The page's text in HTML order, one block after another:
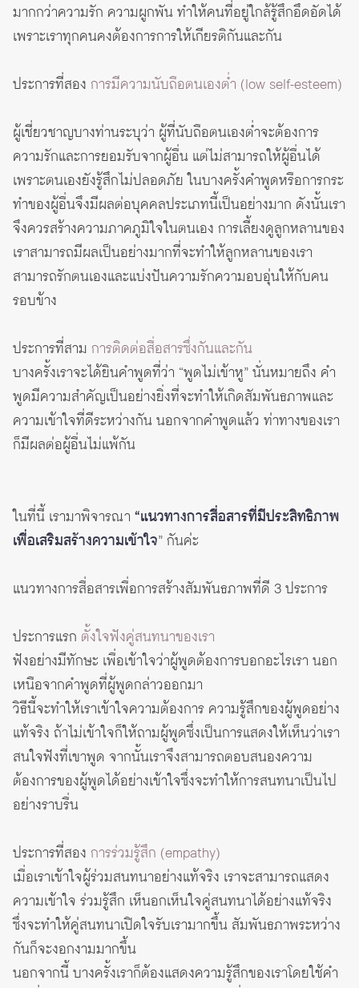
มากกว่าความรัก ความผูกพัน ทำให้คนที่อยู่ใกล้รู้สึกอึดอัดได้
เพราะเราทุกคนคงต้องการการให้เกียรติกันและกัน
ประการที่สอง การมีความนับถือตนเองต่ำ (low self-esteem)
ผู้เชี่ยวชาญบางท่านระบุว่า ผู้ที่นับถือตนเองต่ำจะต้องการ
ความรักและการยอมรับจากผู้อื่น แต่ไม่สามารถให้ผู้อื่นได้
เพราะตนเองยังรู้สึกไม่ปลอดภัย ในบางครั้งคำพูดหรือการกระ
ทำของผู้อื่นจึงมีผลต่อบุคคลประเภทนี้เป็นอย่างมาก ดังนั้นเรา
จึงควรสร้างความภาคภูมิใจในตนเอง การเลี้ยงดูลูกหลานของ
เราสามารถมีผลเป็นอย่างมากที่จะทำให้ลูกหลานของเรา
สามารถรักตนเองและแบ่งปันความรักความอบอุ่นให้กับคน
รอบข้าง
ประการที่สาม การติดต่อสื่อสารซึ่งกันและกัน
บางครั้งเราจะได้ยินคำพูดที่ว่า “พูดไม่เข้าหู” นั่นหมายถึง คำ
พูดมีความสำคัญเป็นอย่างยิ่งที่จะทำให้เกิดสัมพันธภาพและ
ความเข้าใจที่ดีระหว่างกัน นอกจากคำพูดแล้ว ท่าทางของเรา
ก็มีผลต่อผู้อื่นไม่แพ้กัน
ในที่นี้ เรามาพิจารณา “แนวทางการสื่อสารที่มีประสิทธิภาพ
เพื่อเสริมสร้างความเข้าใจ” กันค่ะ
แนวทางการสื่อสารเพื่อการสร้างสัมพันธภาพที่ดี 3 ประการ
ประการแรก ตั้งใจฟังคู่สนทนาของเรา
ฟังอย่างมีทักษะ เพื่อเข้าใจว่าผู้พูดต้องการบอกอะไรเรา นอก
เหนือจากคำพูดที่ผู้พูดกล่าวออกมา
วิธีนี้จะทำให้เราเข้าใจความต้องการ ความรู้สึกของผู้พูดอย่าง
แท้จริง ถ้าไม่เข้าใจก็ให้ถามผู้พูดซึ่งเป็นการแสดงให้เห็นว่าเรา
สนใจฟังที่เขาพูด จากนั้นเราจึงสามารถตอบสนองความ
ต้องการของผู้พูดได้อย่างเข้าใจซึ่งจะทำให้การสนทนาเป็นไป
อย่างราบรื่น
ประการที่สอง การร่วมรู้สึก (empathy)
เมื่อเราเข้าใจผู้ร่วมสนทนาอย่างแท้จริง เราจะสามารถแสดง
ความเข้าใจ ร่วมรู้สึก เห็นอกเห็นใจคู่สนทนาได้อย่างแท้จริง
ซึ่งจะทำให้คู่สนทนาเปิดใจรับเรามากขึ้น สัมพันธภาพระหว่าง
กันก็จะงอกงามมากขึ้น
นอกจากนี้ บางครั้งเราก็ต้องแสดงความรู้สึกของเราโดยใช้คำ